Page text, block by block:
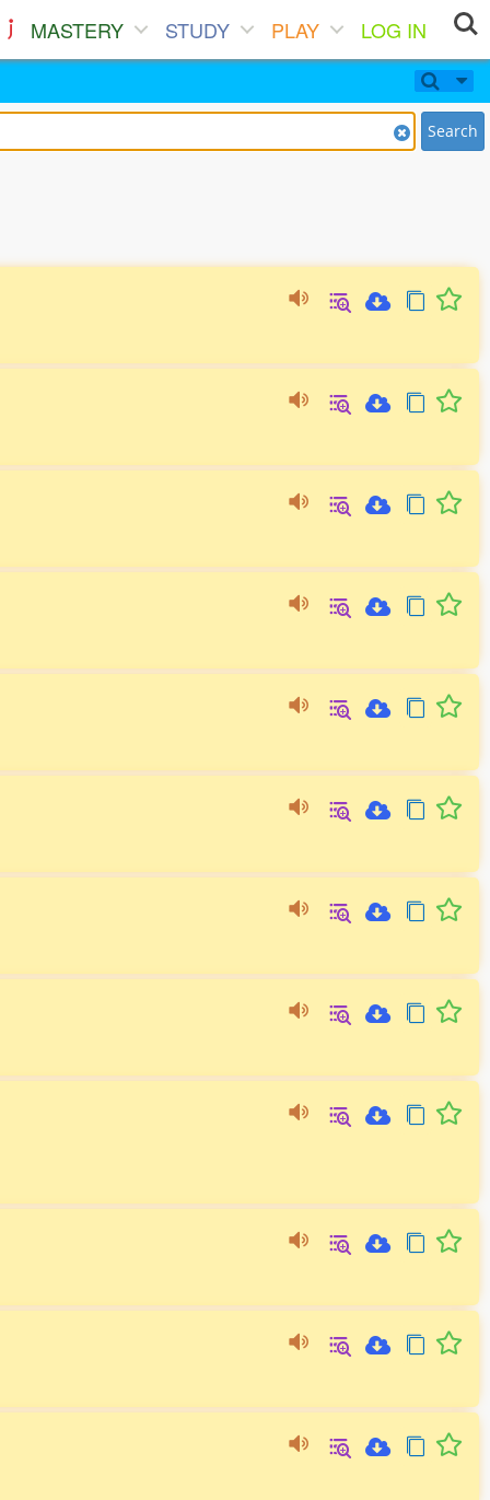
MASTERY STUDY PLAY
LOG IN
Search